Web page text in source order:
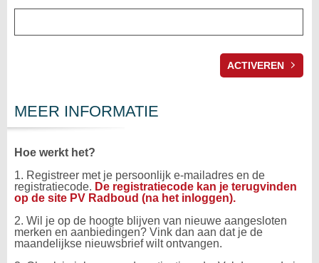
MEER INFORMATIE
Hoe werkt het?
1. Registreer met je persoonlijk e-mailadres en de
registratiecode. De registratiecode kan je terugvinden
op de site PV Radboud (na het inloggen).
2. Wil je op de hoogte blijven van nieuwe aangesloten
merken en aanbiedingen? Vink dan aan dat je de
maandelijkse nieuwsbrief wilt ontvangen.